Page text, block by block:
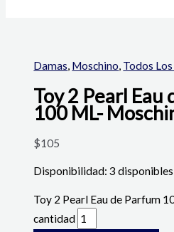
Damas, Moschino, Todos
Toy 2 Pearl Eau
100 ML-
$105
Disponibilidad: 3 disponibles
Toy 2 Pearl Eau de Parfum
cantidad